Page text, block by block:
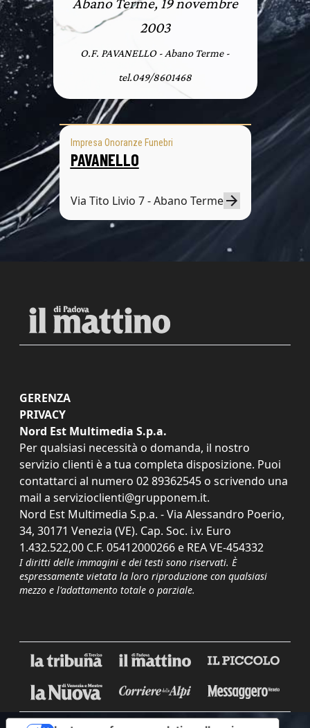
2003
O.F. PAVANELLO - Abano Terme -
tel.049/8601468
Impresa Onoranze Funebri
PAVANELLO
Via Tito Livio 7 - Abano Terme
GERENZA
PRIVACY
Nord Est Multimedia S.p.a.
Per qualsiasi necessità o domanda, il nostro
servizio clienti è a tua completa disposizione. Puoi
contattarci al numero 02 89362545 o scrivendo una
mail a servizioclienti@grupponem.it.
Nord Est Multimedia S.p.a. - Via Alessandro Poerio,
34, 30171 Venezia (VE). Cap. Soc. i.v. Euro
1.432.522,00 C.F. 05412000266 e REA VE-454332
I diritti delle immagini e dei testi sono riservati. È
espressamente vietata la loro riproduzione con qualsiasi
mezzo e l'adattamento totale o parziale.